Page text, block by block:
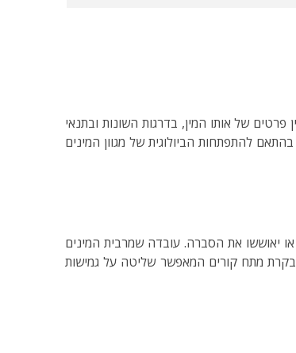
של אותו המין, בדרגות השונות ובתנאי
להתפתחות הביולוגית של מגוון המינים
יאוששו את הסברה. עובדה שמרבית המינים
מתח קורים המאפשר שליטה על גמישות